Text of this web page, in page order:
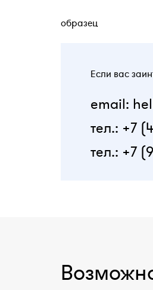
образец
Если вас
email:
тел.: +7
тел.: +7